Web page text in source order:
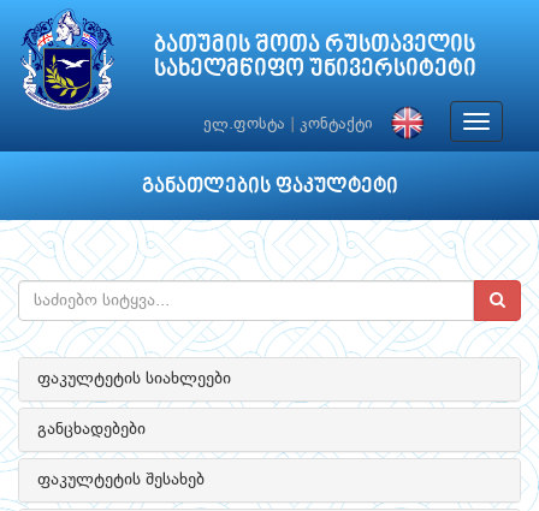
ბათუმის შოთა რუსთაველის
სახელმწიფო უნივერსიტეტი
ელ.ფოსტა კონტაქტი
Toggle
განათლების ფაკულტეტი
ფაკულტეტის სიახლეები
განცხადებები
ფაკულტეტის შესახებ